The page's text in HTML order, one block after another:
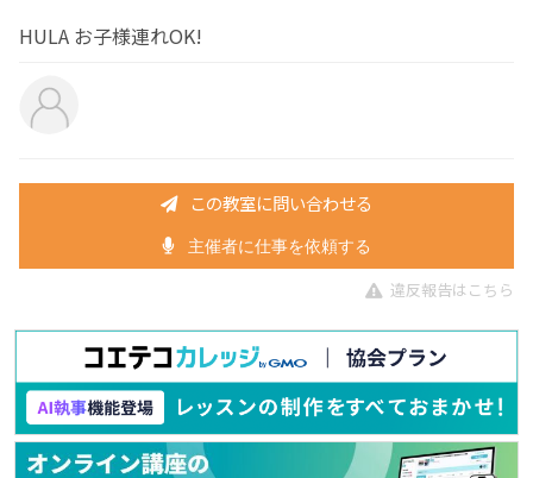
HULA お子様連れOK!
この教室に問い合わせる
主催者に仕事を依頼する
違反報告はこちら